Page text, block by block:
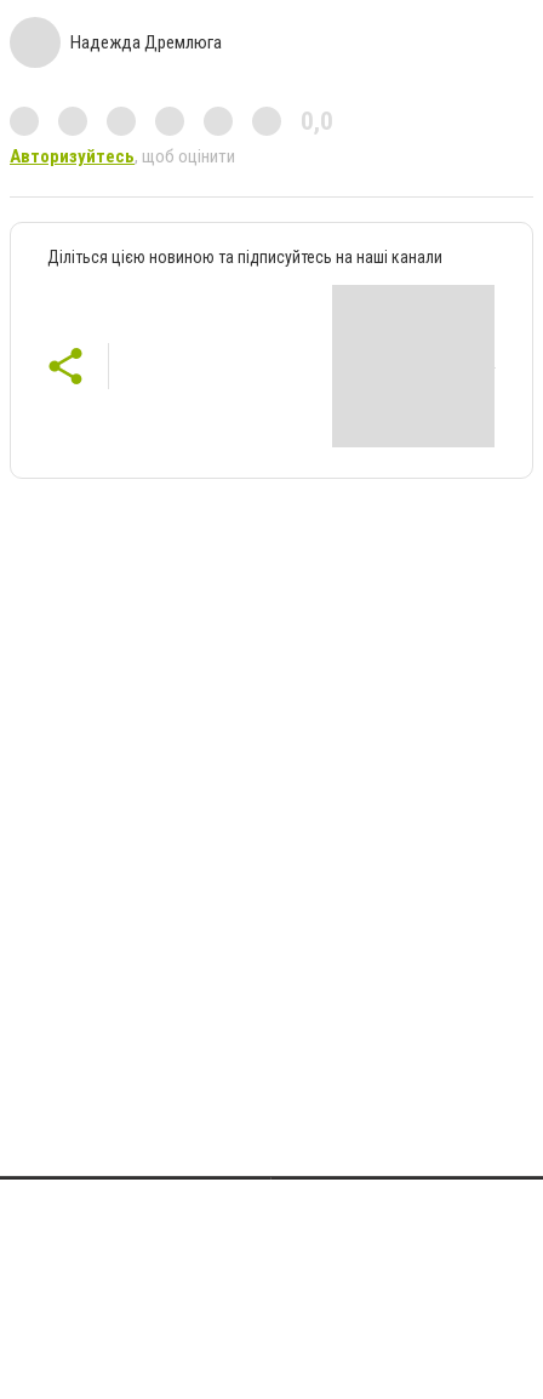
Надежда Дремлюга
0,0
Авторизуйтесь, щоб оцінити
Діліться цією новиною та підписуйтесь на наші канали